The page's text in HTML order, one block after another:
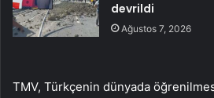
devrildi
Ağustos 7, 2026
TMV, Türkçenin dünyada